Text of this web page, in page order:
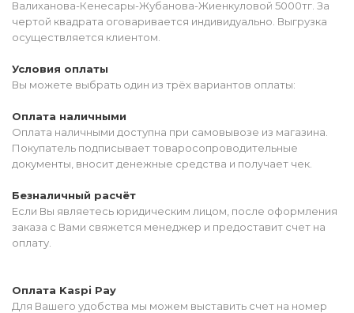
Валиханова-Кенесары-Жубанова-Жиенкуловой 5000тг. За
чертой квадрата оговаривается индивидуально. Выгрузка
осуществляется клиентом.
Условия оплаты
Вы можете выбрать один из трёх вариантов оплаты:
Оплата наличными
Оплата наличными доступна при самовывозе из магазина.
Покупатель подписывает товаросопроводительные
документы, вносит денежные средства и получает чек.
Безналичный расчёт
Если Вы являетесь юридическим лицом, после оформления
заказа с Вами свяжется менеджер и предоставит счет на
оплату.
Оплата Kaspi Pay
Для Вашего удобства мы можем выставить счет на номер